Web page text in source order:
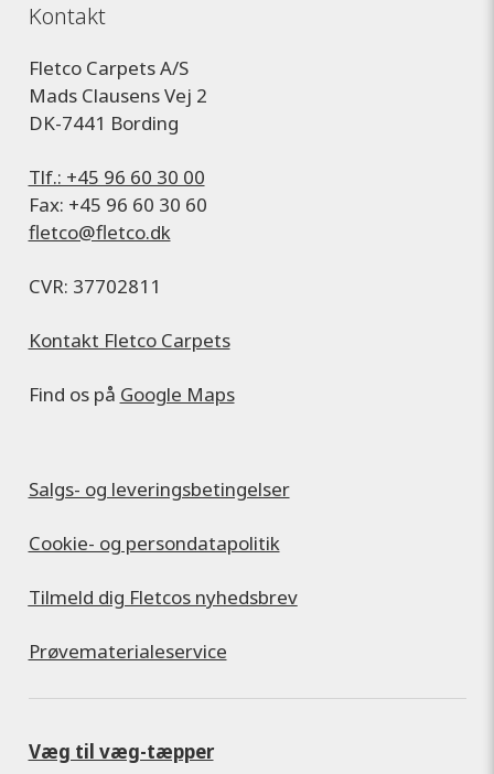
Kontakt
Fletco Carpets A/S
Mads Clausens Vej 2
DK-7441 Bording
Tlf.: +45 96 60 30 00
Fax: +45 96 60 30 60
fletco@fletco.dk
CVR: 37702811
Kontakt Fletco Carpets
Find os på Google Maps
Salgs- og leveringsbetingelser
Cookie- og persondatapolitik
Tilmeld dig Fletcos nyhedsbrev
Prøvematerialeservice
Væg til væg-tæpper